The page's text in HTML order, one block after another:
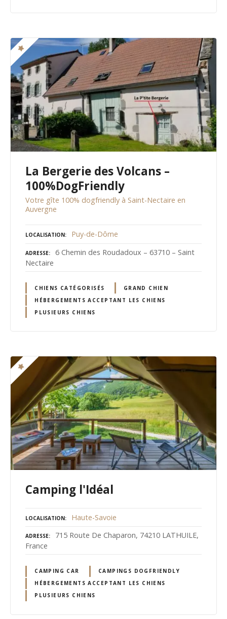
La Bergerie des Volcans –
100%DogFriendly
Votre gîte 100% dogfriendly à Saint-Nectaire en
Auvergne
LOCALISATION Puy-de-Dôme
ADRESSE
6 Chemin des Roudadoux – 63710 – Saint
Nectaire
CHIENS CATÉGORISÉS
GRAND CHIEN
HÉBERGEMENTS ACCEPTANT LES CHIENS
PLUSIEURS CHIENS
Camping l'Idéal
LOCALISATION Haute-Savoie
ADRESSE
715 Route De Chaparon, 74210 LATHUILE,
France
CAMPING CAR
CAMPINGS DOGFRIENDLY
HÉBERGEMENTS ACCEPTANT LES CHIENS
PLUSIEURS CHIENS